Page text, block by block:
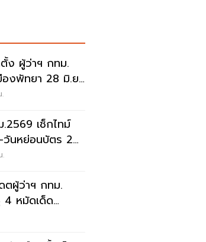
ตั้ง ผู้ว่าฯ กทม.
องพัทยา 28 มิ.ย.
เช็กไทม์
วันหย่อนบัตร 28
.
ผู้ว่าฯ กทม.
4 หมัดเด็ด